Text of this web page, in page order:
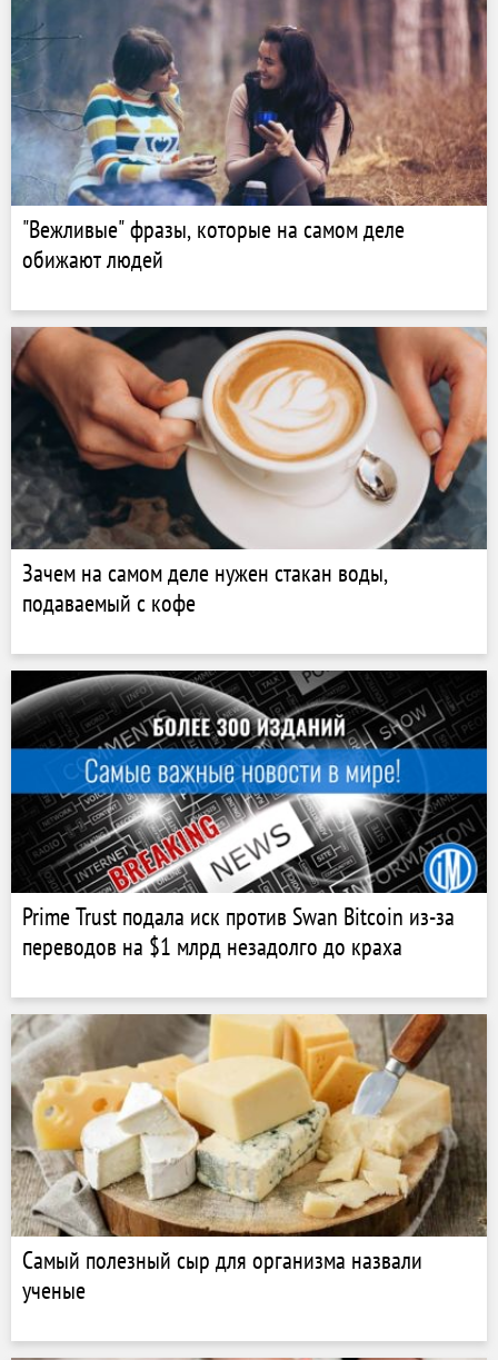
"Вежливые" фразы, которые на самом деле
обижают людей
Зачем на самом деле нужен стакан воды,
подаваемый с кофе
Prime Trust подала иск против Swan Bitcoin из-за
переводов на $1 млрд незадолго до краха
Самый полезный сыр для организма назвали
ученые